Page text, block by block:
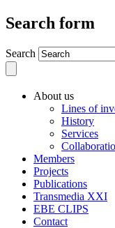
Search form
Search
About us
Lines of
History
Services
Members
Projects
Publications
Transmedia XXI
EBE CLIPS
Contact